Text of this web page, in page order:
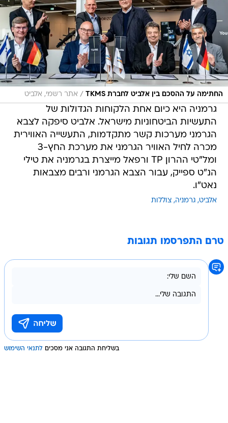
החתימה על ההסכם בין אלביט לחברת TKMS / אתר רשמי, אלביט
גרמניה היא כיום אחת הלקוחות הגדולות של
התעשיות הביטחוניות מישראל. אלביט סיפקה לצבא
הגרמני מערכות קשר מתקדמות, התעשייה האווירית
מכרה לחיל האוויר הגרמני את מערכת החץ-3
ומל"טי ההרון TP ורפאל מייצרת בגרמניה את טילי
הנ"ט ספייק, עבור הצבא הגרמני ורבים מצבאות
נאט"ו.
אלביט גרמניה צוללות
טרם התפרסמו תגובות
בשליחת התגובה אני מסכים לתנאי השימוש